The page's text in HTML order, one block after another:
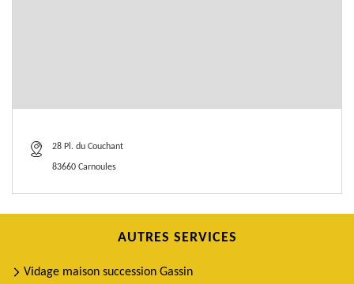
28 Pl. du Couchant
83660 Carnoules
AUTRES SERVICES
Vidage maison succession Gassin